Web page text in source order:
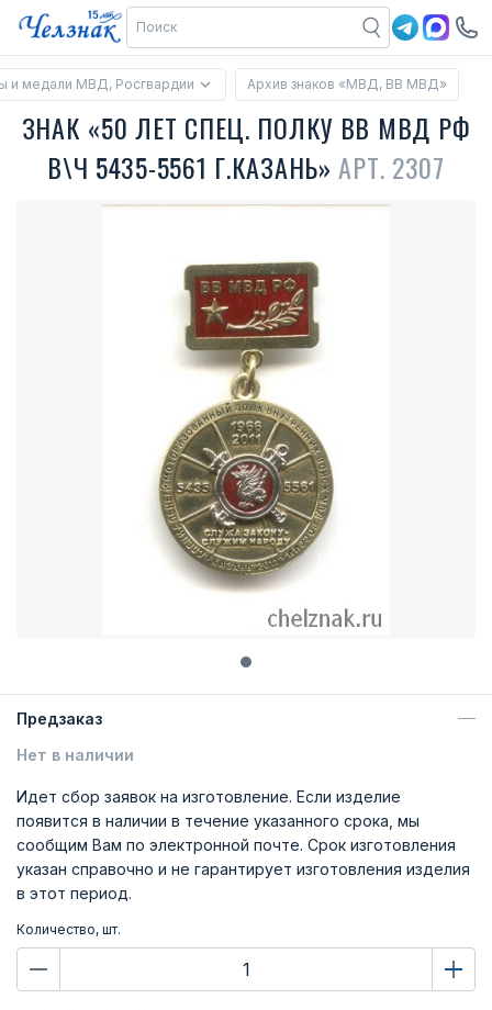
и медали МВД, Росгвардии Архив знаков «МВД, ВВ МВД»
ЗНАК «50 ЛЕТ СПЕЦ. ПОЛКУ ВВ МВД РФ
В\Ч 5435-5561 Г.КАЗАНЬ»АРТ. 2307
Предзаказ
Нет в наличии
Идет сбор заявок на изготовление. Если изделие
появится в наличии в течение указанного срока, мы
сообщим Вам по электронной почте. Срок изготовления
указан справочно и не гарантирует изготовления изделия
в этот период.
Количество, шт.